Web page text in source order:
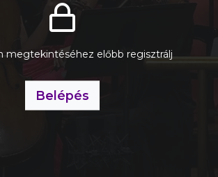
megtekintéséhez előbb regisztrálj
Belépés